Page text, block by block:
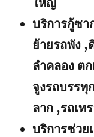
บริการกู้ซา
ย้ายรถพัง ,
ลำคลอง ต
จูงรถบรรทุ
ลาก ,รถเท
บริการช่วย